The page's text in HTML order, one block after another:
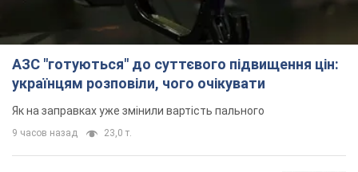
АЗС "готуються" до суттєвого підвищення цін:
українцям розповіли, чого очікувати
Як на заправках уже змінили вартість пального
9 часов назад 23,0 т.